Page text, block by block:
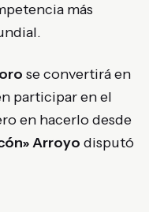
más
se convertirá en
participar en el
en hacerlo desde
Arroyo disputó